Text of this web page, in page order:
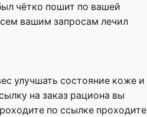
чётко пошит по вашей
вашим запросам лечил
улучшать состояние коже и
на заказ рациона вы
по ссылке проходите